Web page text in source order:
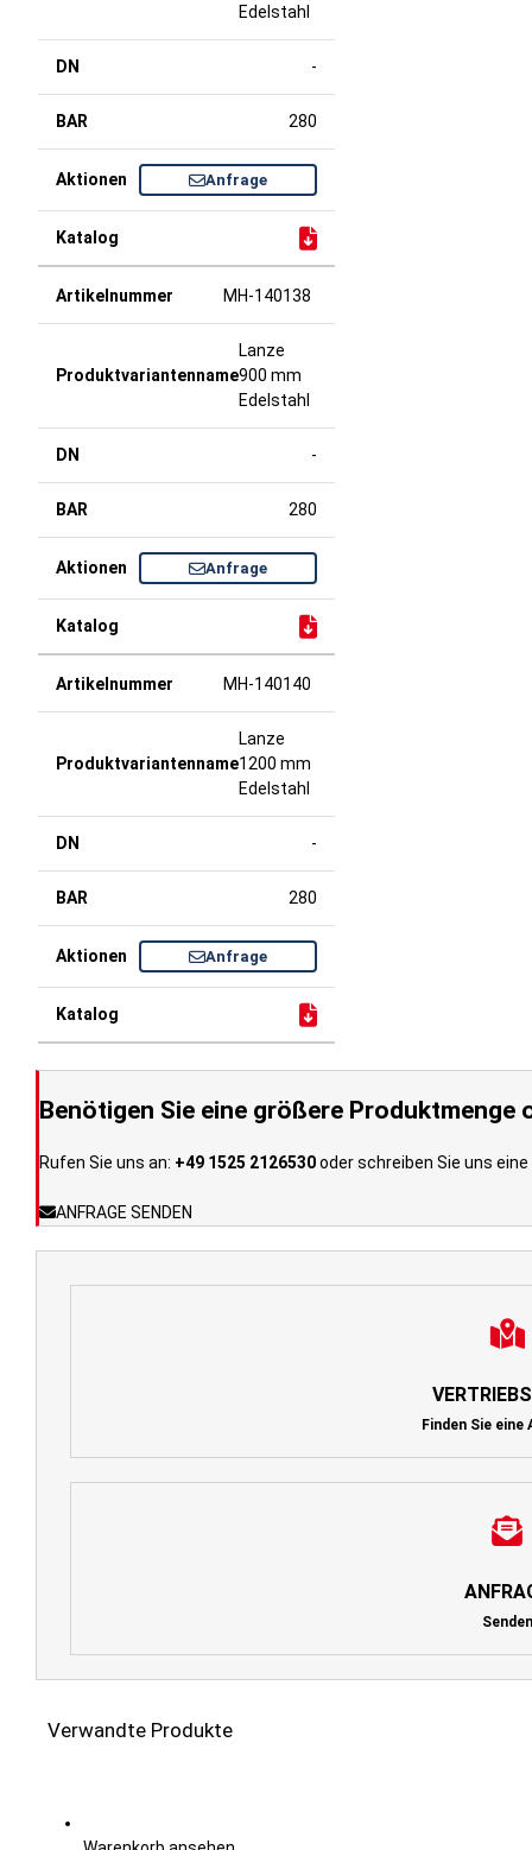
Edelstahl
-
280
Anfrage
MH-140138
Lanze
900 mm
Edelstahl
-
280
Anfrage
MH-140140
Lanze
1200 mm
Edelstahl
-
280
Anfrage
Benötigen Sie eine größere Produktmenge
Rufen Sie uns an: +49 1525 2126530oder schreiben Sie uns eine
ANFRAGE SENDEN
Finden Sie eine
Senden
Verwandte Produkte